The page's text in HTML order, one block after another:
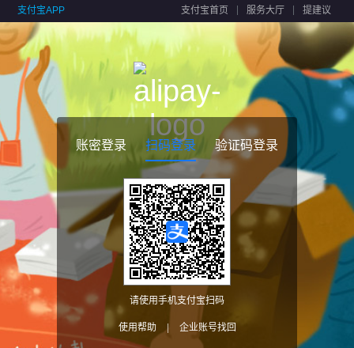
支付宝APP 支付宝首页 服务大厅 提建议
账密登录 扫码登录 验证码登录
请使用手机支付宝扫码
使用帮助 | 企业账号找回